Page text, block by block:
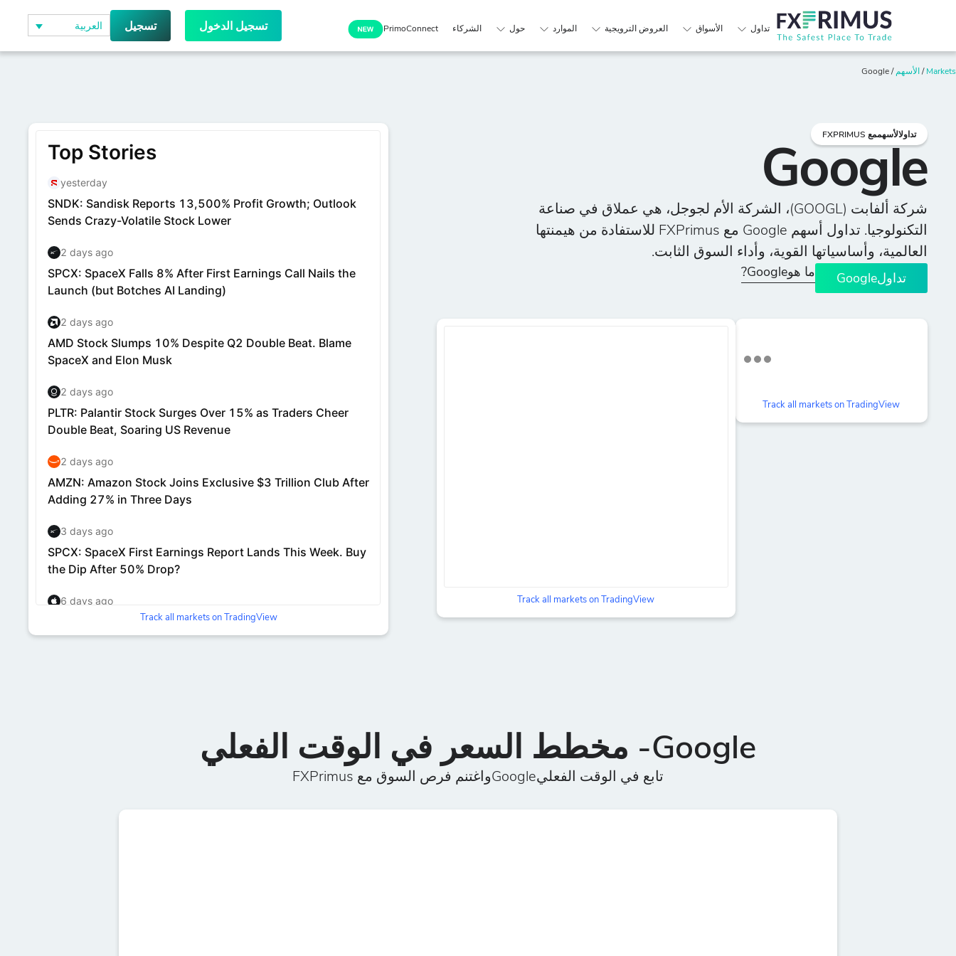
تداول الأسواق العروض الترويجية الموارد حول الشركاء PrimoConnect تسجيل الدخول تسجيل العربية
تداولالأسهممع FXPRIMUS
Google
شركة ألفابت (GOOGL)، الشركة الأم لجوجل، هي عملاق في صناعة
التكنولوجيا. تداول أسهم Google مع FXPrimus للاستفادة من هيمنتها
العالمية، وأساسياتها القوية، وأداء السوق الثابت.
تداولGoogle ما هوGoogle?
Track all markets on TradingView
Track all markets on TradingView
Track all markets on TradingView
Markets
/ الأسهم /
Google
Google- مخطط السعر في الوقت الفعلي
تابع في الوقت الفعليGoogleواغتنم فرص السوق مع FXPrimus